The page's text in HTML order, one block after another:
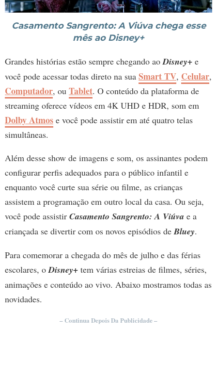
Casamento Sangrento: A Viúva chega esse
mês ao Disney+
Grandes histórias estão sempre chegando aoDisney+ e
você pode acessar todas direto na sua Smart TV, Celular,
Computador, ou Tablet. O conteúdo da plataforma de
streaming oferece vídeos em 4K UHD e HDR, som em
Dolby Atmos e você pode assistir em até quatro telas
simultâneas.
Além desse show de imagens e som, os assinantes podem
configurar perfis adequados para o público infantil e
enquanto você curte sua série ou filme, as crianças
assistem a programação em outro local da casa. Ou seja,
você pode assistir Casamento Sangrento: A Viúva e a
criançada se divertir com os novos episódios deBluey.
Para comemorar a chegada do mês de julho e das férias
escolares, oDisney+ tem várias estreias de filmes, séries,
animações e conteúdo ao vivo. Abaixo mostramos todas as
novidades.
– Continua Depois Da Publicidade –